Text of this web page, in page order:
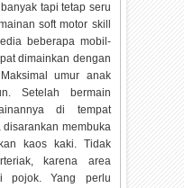
tapi tetap seru
soft motor skill
beberapa mobil-
dimainkan dengan
umur anak
Setelah bermain
di tempat
membuka
kaos kaki. Tidak
karena area
pojok. Yang perlu